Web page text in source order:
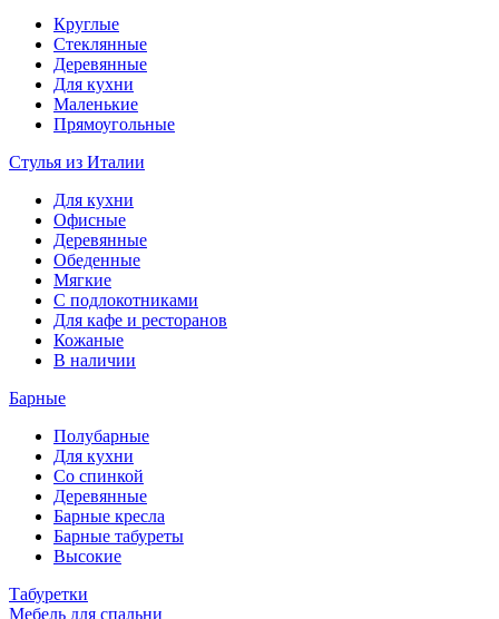
Круглые
Стеклянные
Деревянные
Для кухни
Маленькие
Прямоугольные
Стулья из Италии
Для кухни
Офисные
Деревянные
Обеденные
Мягкие
С подлокотниками
Для кафе и ресторанов
Кожаные
В наличии
Барные
Полубарные
Для кухни
Со спинкой
Деревянные
Барные кресла
Барные табуреты
Высокие
Табуретки
Мебель для спальни